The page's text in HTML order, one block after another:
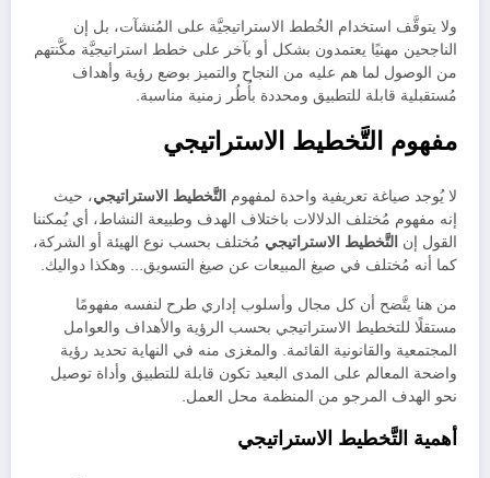
ولا يتوقَّف استخدام الخُطط الاستراتيجيَّة على المُنشآت، بل إن
الناجحين مهنيًا يعتمدون بشكل أو بآخر على خطط استراتيجيَّة مكَّنتهم
من الوصول لما هم عليه من النجاح والتميز بوضع رؤية وأهداف
مُستقبلية قابلة للتطبيق ومحددة بأُطُر زمنية مناسبة.
مفهوم التَّخطيط الاستراتيجي
لا يُوجد صياغة تعريفية واحدة لمفهوم التَّخطيط الاستراتيجي، حيث
إنه مفهوم مُختلف الدلالات باختلاف الهدف وطبيعة النشاط، أي يُمكننا
القول إن التَّخطيط الاستراتيجي مُختلف بحسب نوع الهيئة أو الشركة،
كما أنه مُختلف في صيغ المبيعات عن صيغ التسويق… وهكذا دواليك.
من هنا يتَّضح أن كل مجال وأسلوب إداري طرح لنفسه مفهومًا
مستقلًا للتخطيط الاستراتيجي بحسب الرؤية والأهداف والعوامل
المجتمعية والقانونية القائمة. والمغزى منه في النهاية تحديد رؤية
واضحة المعالم على المدى البعيد تكون قابلة للتطبيق وأداة توصيل
نحو الهدف المرجو من المنظمة محل العمل.
أهمية التَّخطيط الاستراتيجي